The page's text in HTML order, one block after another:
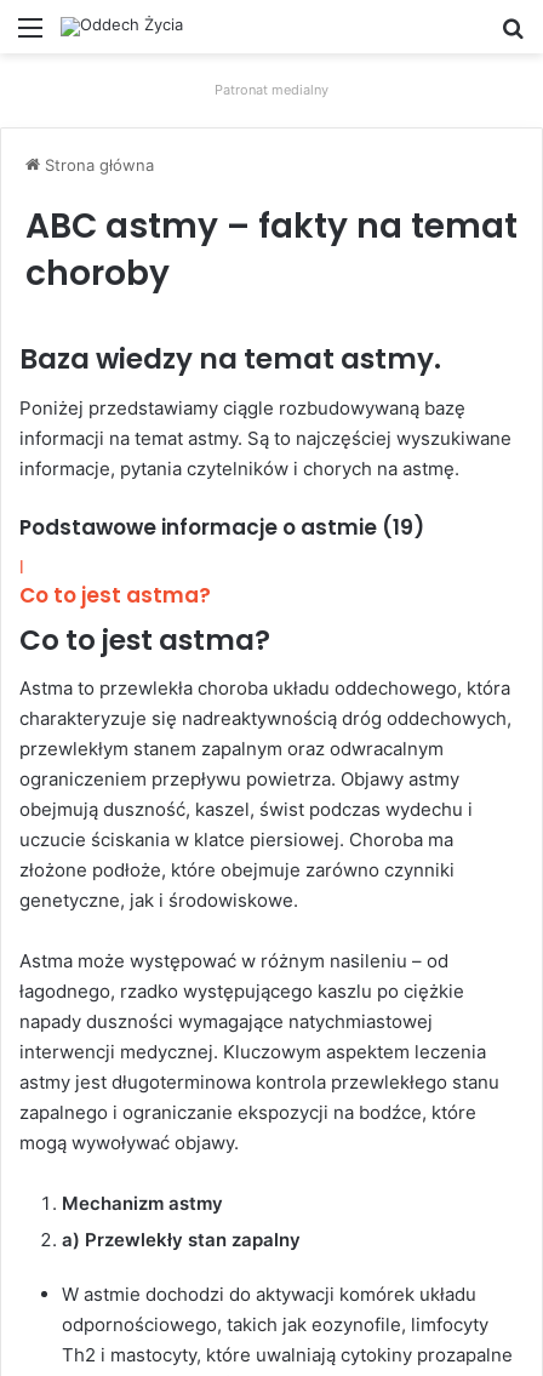
Menu
Patronat medialny
Strona główna
ABC astmy – fakty na temat
choroby
Baza wiedzy na temat astmy.
Poniżej przedstawiamy ciągle rozbudowywaną bazę
informacji na temat astmy. Są to najczęściej wyszukiwane
informacje, pytania czytelników i chorych na astmę.
Podstawowe informacje o astmie (19)
l
Co to jest astma?
Co to jest astma?
Astma to przewlekła choroba układu oddechowego, która
charakteryzuje się nadreaktywnością dróg oddechowych,
przewlekłym stanem zapalnym oraz odwracalnym
ograniczeniem przepływu powietrza. Objawy astmy
obejmują duszność, kaszel, świst podczas wydechu i
uczucie ściskania w klatce piersiowej. Choroba ma
złożone podłoże, które obejmuje zarówno czynniki
genetyczne, jak i środowiskowe.
Astma może występować w różnym nasileniu – od
łagodnego, rzadko występującego kaszlu po ciężkie
napady duszności wymagające natychmiastowej
interwencji medycznej. Kluczowym aspektem leczenia
astmy jest długoterminowa kontrola przewlekłego stanu
zapalnego i ograniczanie ekspozycji na bodźce, które
mogą wywoływać objawy.
Mechanizm astmy
a) Przewlekły stan zapalny
W astmie dochodzi do aktywacji komórek układu
odpornościowego, takich jak eozynofile, limfocyty
Th2 i mastocyty, które uwalniają cytokiny prozapalne